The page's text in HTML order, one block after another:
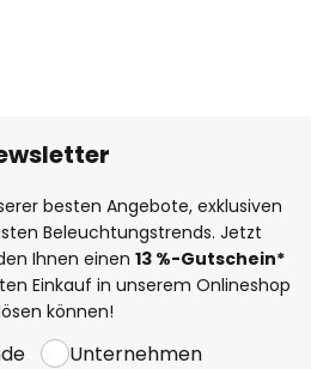
besten Angebote, exklusiven
Beleuchtungstrends. Jetzt
Ihnen einen 13 %-Gutschein*
Einkauf in unserem Onlineshop
können!
Unternehmen